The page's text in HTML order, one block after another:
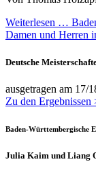
Weiterlesen …
Damen und Herren
Deutsche
ausgetragen am 17/
Zu den Ergebnissen
Baden-Württembergische
Julia Kaim und Liang